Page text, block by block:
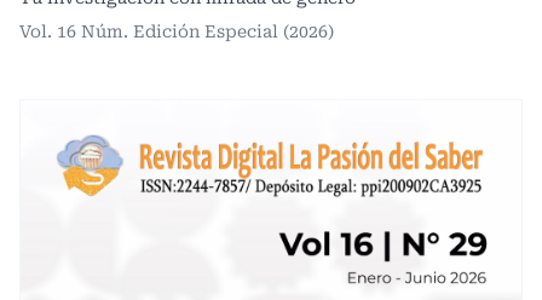
Vol. 16 Núm. Edición Especial (2026)